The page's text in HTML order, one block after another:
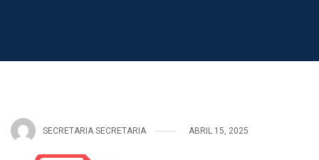
SECRETARIA SECRETARIA ABRIL 15, 2025